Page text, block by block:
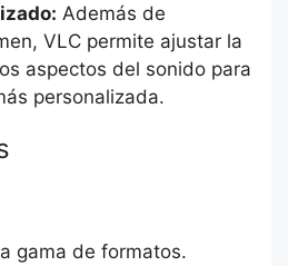
Además de
VLC permite ajustar la
aspectos del sonido para
personalizada.
gama de formatos.